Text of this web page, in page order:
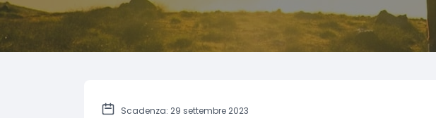
Scadenza: 29 settembre 2023